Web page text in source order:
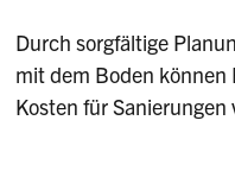
Durch sorgfältige
mit dem Boden können
Kosten für